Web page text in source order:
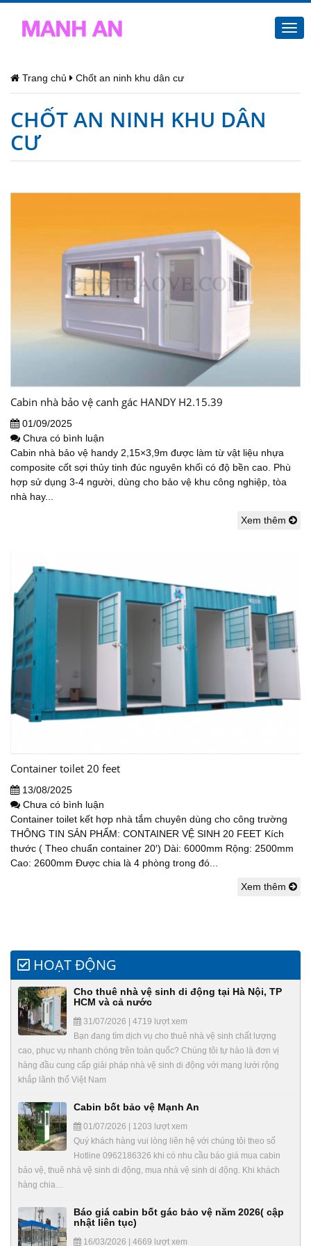
Trang chủ Chốt an ninh khu dân cư
CHỐT AN NINH KHU DÂN
CƯ
Cabin nhà bảo vệ canh gác HANDY H2.15.39
01/09/2025
Chưa có bình luận
Cabin nhà bảo vệ handy 2,15×3,9m được làm từ vật liệu nhựa
composite cốt sợi thủy tinh đúc nguyên khối có độ bền cao. Phù
hợp sử dụng 3-4 người, dùng cho bảo vệ khu công nghiệp, tòa
nhà hay...
Xem thêm
Container toilet 20 feet
13/08/2025
Chưa có bình luận
Container toilet kết hợp nhà tắm chuyên dùng cho công trường
THÔNG TIN SẢN PHẨM: CONTAINER VỆ SINH 20 FEET Kích
thước ( Theo chuẩn container 20′) Dài: 6000mm Rộng: 2500mm
Cao: 2600mm Được chia là 4 phòng trong đó...
Xem thêm
HOẠT ĐỘNG
Cho thuê nhà vệ sinh di động tại Hà Nội, TP
HCM và cả nước
31/07/2026 | 4719 lượt xem
Bạn đang tìm dịch vụ cho thuê nhà vệ sinh chất lượng
cao, phục vụ nhanh chóng trên toàn quốc? Chúng tôi tự hào là đơn vị
hàng đầu cung cấp giải pháp nhà vệ sinh di động với mạng lưới rộng
khắp lãnh thổ Việt Nam
Cabin bốt bảo vệ Mạnh An
01/07/2026 | 1203 lượt xem
Quý khách hàng vui lòng liên hệ với chúng tôi theo số
Hotline 0962186326 khi có nhu cầu báo giá mua cabin
bảo vệ, thuê nhà vệ sinh di động, mua nhà vệ sinh di động. Khi khách
hàng chia…
Báo giá cabin bốt gác bảo vệ năm 2026( cập
nhật liên tục)
16/03/2026 | 4669 lượt xem